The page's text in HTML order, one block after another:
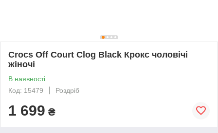
Crocs Off Court Clog Black Крокс чоловічі
жіночі
В наявності
Код: 15479
Роздріб
1 699 ₴